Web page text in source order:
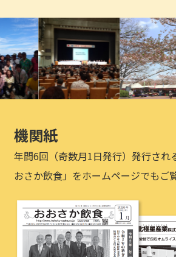
機関紙
年間6回（奇数月1日発行）発行され
おさか飲食」をホームページでもご